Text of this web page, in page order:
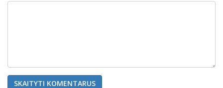
SKAITYTI KOMENTARUS